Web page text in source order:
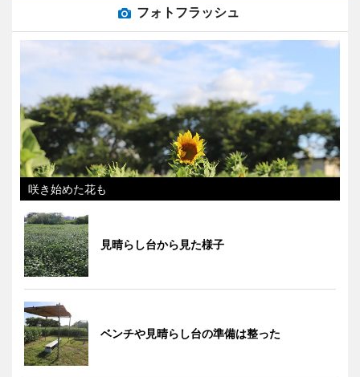
フォトフラッシュ
咲き始めた花も
見晴らし台から見た様子
ベンチや見晴らし台の準備は整った